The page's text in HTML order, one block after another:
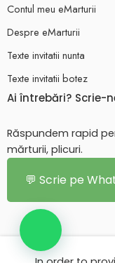
Contul meu eMarturii
Despre eMarturii
Texte invitatii nunta
Texte invitatii botez
Ai întrebări? Scrie-
Răspundem rapid
mărturii, plicuri.
💬 Scrie pe